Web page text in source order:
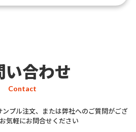
い合わせ
Contact
プル注文、または弊社へのご質問がござ
気軽にお問合せください